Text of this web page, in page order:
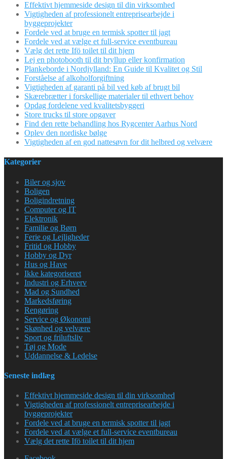
Effektivt hjemmeside design til din virksomhed
Vigtigheden af professionelt entreprisearbejde i
byggeprojekter
Fordele ved at bruge en termisk spotter til jagt
Fordele ved at vælge et full-service eventbureau
Vælg det rette Ifö toilet til dit hjem
Lej en photobooth til dit bryllup eller konfirmation
Plankeborde i Nordjylland: En Guide til Kvalitet og Stil
Forståelse af alkoholforgiftning
Vigtigheden af garanti på bil ved køb af brugt bil
Skærebrætter i forskellige materialer til ethvert behov
Opdag fordelene ved kvalitetsbyggeri
Store trucks til store opgaver
Find den rette behandling hos Rygcenter Aarhus Nord
Oplev den nordiske bølge
Vigtigheden af en god nattesøvn for dit helbred og velvære
Kategorier
Biler og sjov
Boligen
Boligindretning
Computer og IT
Elektronik
Familie og Børn
Ferie og Lejligheder
Fritid og Hobby
Hobby og Dyr
Hus og Have
Ikke kategoriseret
Industri og Erhverv
Mad og Sundhed
Markedsføring
Rengøring
Service og Økonomi
Skønhed og velvære
Sport og friluftsliv
Tøj og Mode
Uddannelse & Ledelse
Seneste indlæg
Effektivt hjemmeside design til din virksomhed
Vigtigheden af professionelt entreprisearbejde i
byggeprojekter
Fordele ved at bruge en termisk spotter til jagt
Fordele ved at vælge et full-service eventbureau
Vælg det rette Ifö toilet til dit hjem